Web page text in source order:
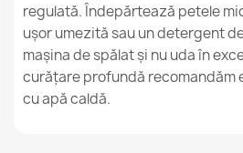
BAMBINO Covor Spălabil Copii
355,90 lej
regulată. Îndepărtează petele
ușor umezită sau un detergent
mașina de spălat și nu uda în
curățare profundă recomandăm
cu apă caldă.